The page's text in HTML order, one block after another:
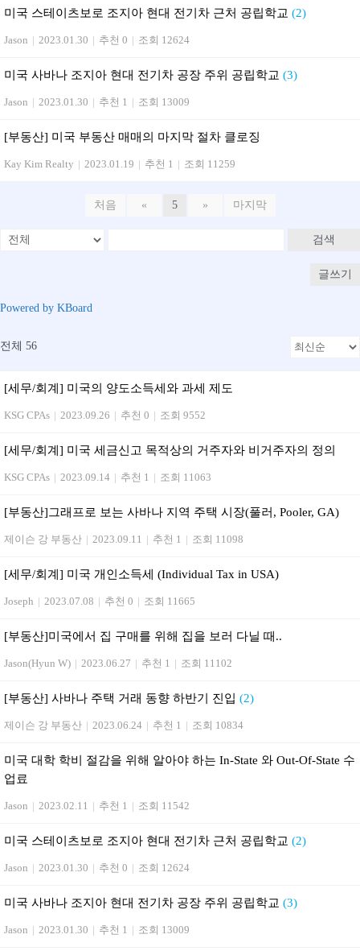
미국 스테이츠보로 조지아 현대 전기차 근처 공립학교 (2)
Jason | 2023.01.30 | 추천 0 | 조회 12624
미국 사바나 조지아 현대 전기차 공장 주위 공립학교 (3)
Jason | 2023.01.30 | 추천 1 | 조회 13009
[부동산] 미국 부동산 매매의 마지막 절차 클로징
Kay Kim Realty | 2023.01.19 | 추천 1 | 조회 11259
처음 « 5 » 마지막
검색
글쓰기
Powered by KBoard
전체 56
[세무/회계] 미국의 양도소득세와 과세 제도
KSG CPAs | 2023.09.26 | 추천 0 | 조회 9552
[세무/회계] 미국 세금신고 목적상의 거주자와 비거주자의 정의
KSG CPAs | 2023.09.14 | 추천 1 | 조회 11063
[부동산]그래프로 보는 사바나 지역 주택 시장(풀러, Pooler, GA)
제이슨 강 부동산 | 2023.09.11 | 추천 1 | 조회 11098
[세무/회계] 미국 개인소득세 (Individual Tax in USA)
Joseph | 2023.07.08 | 추천 0 | 조회 11665
[부동산] 미국에서 집 구매를 위해 집을 보러 다닐 때..
Jason(Hyun W) | 2023.06.27 | 추천 1 | 조회 11102
[부동산] 사바나 주택 거래 동향 하반기 진입 (2)
제이슨 강 부동산 | 2023.06.24 | 추천 1 | 조회 10834
미국 대학 학비 절감을 위해 알아야 하는 In-State 와 Out-Of-State 수
업료
Jason | 2023.02.11 | 추천 1 | 조회 11542
미국 스테이츠보로 조지아 현대 전기차 근처 공립학교 (2)
Jason | 2023.01.30 | 추천 0 | 조회 12624
미국 사바나 조지아 현대 전기차 공장 주위 공립학교 (3)
Jason | 2023.01.30 | 추천 1 | 조회 13009